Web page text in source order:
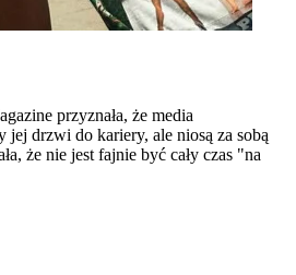
przyznała, że media
jej drzwi do kariery, ale niosą za sobą
że nie jest fajnie być cały czas "na